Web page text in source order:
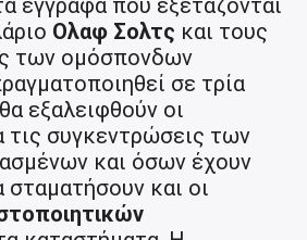
έγγραφα που εξετάζονται
Ολαφ Σολτς και τους
των ομόσπονδων
σε τρία
εξαλειφθούν οι
τις συγκεντρώσεις των
και όσων έχουν
και οι